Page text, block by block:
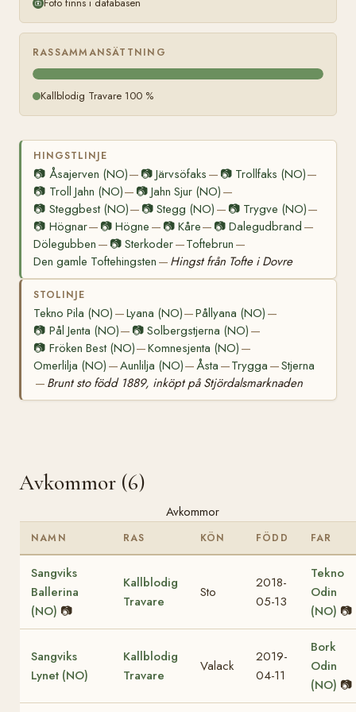
RASSAMMANSÄTTNING
Kallblodig Travare 100 %
HINGSTLINJE
📷 Åsajerven (NO)— 📷Järvsöfaks — 📷 Trollfaks (NO)—
📷 Troll Jahn (NO)— 📷Jahn Sjur (NO) —
📷 Steggbest (NO)— 📷Stegg (NO) — 📷 Trygve (NO)—
📷 Högnar— 📷Högne — 📷 Kåre— 📷 Dalegudbrand —
Dölegubben — 📷Sterkoder—Toftebrun —
Den gamle Toftehingsten — Hingst från Tofte i Dovre
STOLINJE
Tekno Pila (NO) —Lyana (NO)—Pållyana (NO) —
📷 Pål Jenta (NO)— 📷Solbergstjerna (NO) —
📷 Fröken Best (NO)—Komnesjenta (NO) —
Omerlilja (NO) —Aunlilja (NO)—Åsta —Trygga —Stjerna
— Brunt sto född 1889, inköpt på Stjördalsmarknaden
Avkommor (6)
Avkommor
NAMN RAS KÖN FÖDD FAR
Sangviks
Ballerina
(NO) 📷
Kallblodig
Travare
Sto
2018-
05-13
Tekno
Odin
(NO) 📷
Sangviks
Lynet (NO)
Kallblodig
Travare
Valack
2019-
04-11
Bork
Odin
(NO) 📷